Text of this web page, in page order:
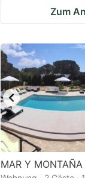
Zum
MAR Y MONTAÑA